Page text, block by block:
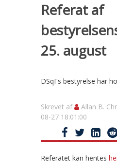
Referat af
25. august
DSqFs bestyrelse har
Skrevet af Allan B.
08-27 18:01:00
Referatet kan hentes